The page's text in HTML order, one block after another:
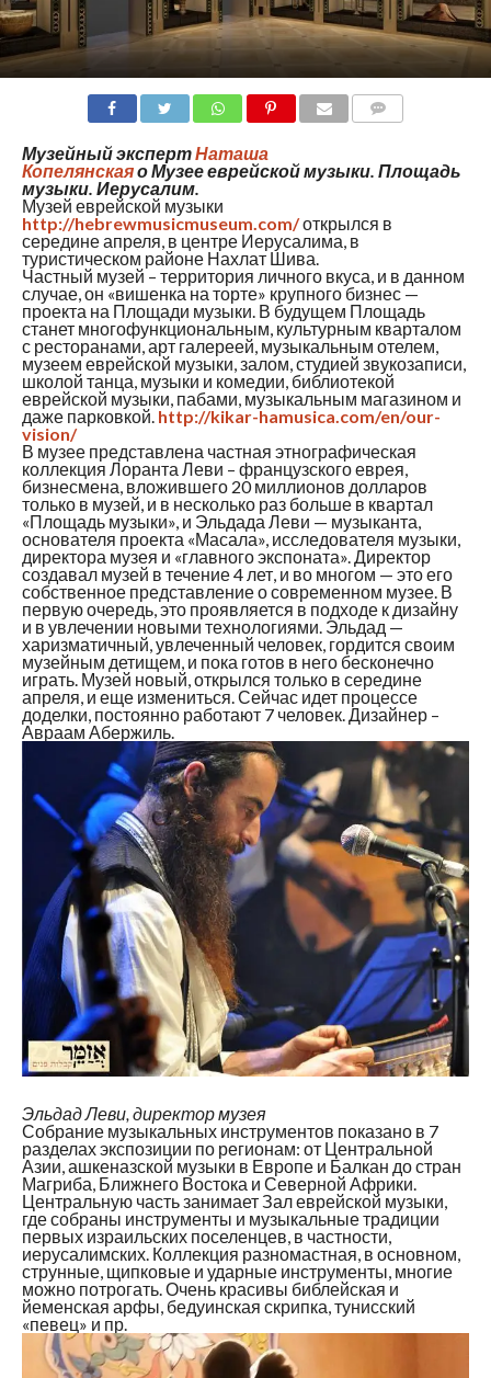
Музейный экспертНаташа
Копелянскаяо Музее еврейской музыки. Площадь
музыки. Иерусалим.
Музей еврейской музыки
http://hebrewmusicmuseum.com/открылся в
середине апреля, в центре Иерусалима, в
туристическом районе Нахлат Шива.
Частный музей – территория личного вкуса, и в данном
случае, он «вишенка на торте» крупного бизнес —
проекта на Площади музыки. В будущем Площадь
станет многофункциональным, культурным кварталом
с ресторанами, арт галереей, музыкальным отелем,
музеем еврейской музыки, залом, студией звукозаписи,
школой танца, музыки и комедии, библиотекой
еврейской музыки, пабами, музыкальным магазином и
даже парковкой. http://kikar-hamusica.com/en/our-
vision/
В музее представлена частная этнографическая
коллекция Лоранта Леви – французского еврея,
бизнесмена, вложившего 20 миллионов долларов
только в музей, и в несколько раз больше в квартал
«Площадь музыки», и Эльдада Леви — музыканта,
основателя проекта «Масала», исследователя музыки,
директора музея и «главного экспоната». Директор
создавал музей в течение 4 лет, и во многом — это его
собственное представление о современном музее. В
первую очередь, это проявляется в подходе к дизайну
и в увлечении новыми технологиями. Эльдад —
харизматичный, увлеченный человек, гордится своим
музейным детищем, и пока готов в него бесконечно
играть. Музей новый, открылся только в середине
апреля, и еще измениться. Сейчас идет процессе
доделки, постоянно работают 7 человек. Дизайнер –
Авраам Абержиль.
Эльдад Леви, директор музея
Собрание музыкальных инструментов показано в 7
разделах экспозиции по регионам: от Центральной
Азии, ашкеназской музыки в Европе и Балкан до стран
Магриба, Ближнего Востока и Северной Африки.
Центральную часть занимает Зал еврейской музыки,
где собраны инструменты и музыкальные традиции
первых израильских поселенцев, в частности,
иерусалимских. Коллекция разномастная, в основном,
струнные, щипковые и ударные инструменты, многие
можно потрогать. Очень красивы библейская и
йеменская арфы, бедуинская скрипка, тунисский
«певец» и пр.